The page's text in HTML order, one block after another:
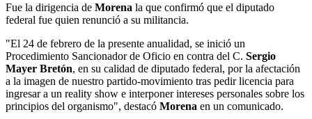
Fue la dirigencia de Morena la que confirmó que el diputado
federal fue quien renunció a su militancia.
"El 24 de febrero de la presente anualidad, se inició un
Procedimiento Sancionador de Oficio en contra del C. Sergio
Mayer Bretón, en su calidad de diputado federal, por la afectación
a la imagen de nuestro partido-movimiento tras pedir licencia para
ingresar a un reality show e interponer intereses personales sobre los
principios del organismo", destacó Morena en un comunicado.